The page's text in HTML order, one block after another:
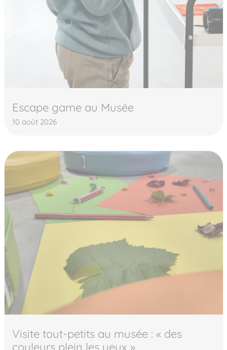
Escape game au Musée
10 août 2026
Visite tout-petits au musée : « des
couleurs plein les yeux »